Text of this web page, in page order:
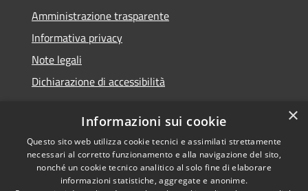
Amministrazione trasparente
Informativa privacy
Note legali
Dichiarazione di accessibilità
RSS
Accessibilità
Copyright © 2026 • Comune di
Castel Sant'Angelo • Powered
byMunicipium•
×
Informazioni sui cookie
Questo sito web utilizza cookie tecnici e assimilati strettamente
necessari al corretto funzionamento e alla navigazione del sito,
nonché un cookie tecnico analitico al solo fine di elaborare
informazioni statistiche, aggregate e anonime.